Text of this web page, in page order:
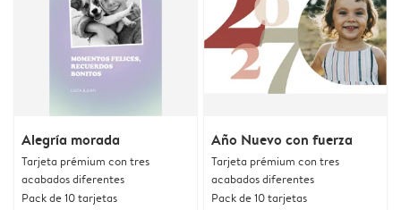
Alegría morada
Tarjeta prémium con tres
acabados diferentes
Pack de 10 tarjetas
Año Nuevo con fuerza
Tarjeta prémium con tres
acabados diferentes
Pack de 10 tarjetas